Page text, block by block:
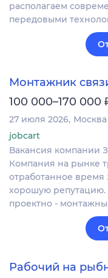
располагаем
передовыми
Монтажник
100 000–170 000
27 июля 2026 Москва
jobcart
Вакансия
Компания на рынке
отработанное время
хорошую
проектно -
Рабочий на